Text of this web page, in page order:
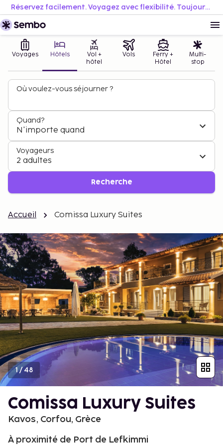
Réservez facilement. Voyagez avec flexibilité. Toujours au meilleur prix.
Voyages Hôtels
Vol +
hôtel
Vols
Ferry +
Hôtel
Multi-
stop
Où voulez-vous séjourner ?
Quand?
N'importe quand
Voyageurs
2 adultes
Recherche
Accueil Comissa Luxury Suites
1/48
Comissa Luxury Suites
Kavos, Corfou, Grèce
À proximité de Port de Lefkimmi